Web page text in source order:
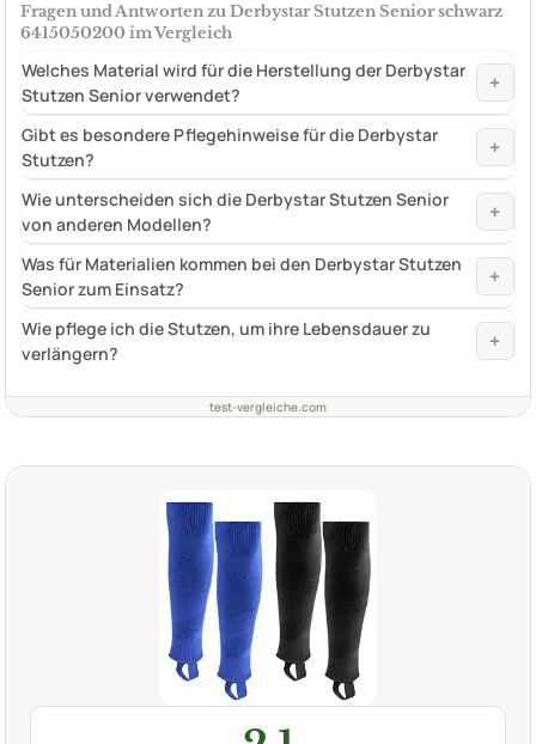
Fragen und Antworten zu Derbystar Stutzen Senior schwarz
6415050200 im Vergleich
Welches Material wird für die Herstellung der Derbystar
Stutzen Senior verwendet?
+
Gibt es besondere Pflegehinweise für die Derbystar
Stutzen?
+
Wie unterscheiden sich die Derbystar Stutzen Senior
von anderen Modellen?
+
Was für Materialien kommen bei den Derbystar Stutzen
Senior zum Einsatz?
+
Wie pflege ich die Stutzen, um ihre Lebensdauer zu
verlängern?
+
test-vergleiche.com